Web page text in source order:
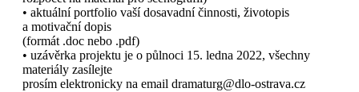
• aktuální portfolio vaší dosavadní činnosti, životopis
a motivační dopis
(formát .doc nebo .pdf)
• uzávěrka projektu je o půlnoci 15. ledna 2022, všechny
materiály zasílejte
prosím elektronicky na email dramaturg@dlo-ostrava.cz